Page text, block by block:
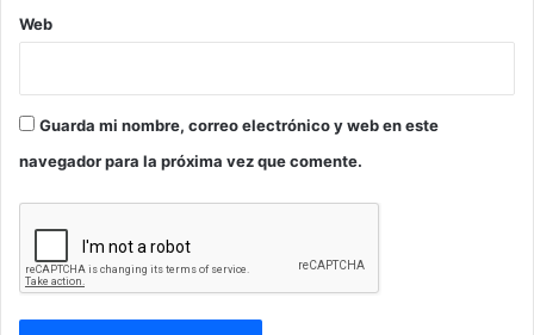
Web
Guarda mi nombre, correo electrónico y web en este
navegador para la próxima vez que comente.